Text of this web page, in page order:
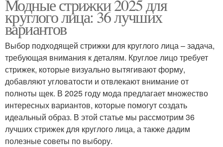
Модные стрижки 2025 для
круглого лица: 36 лучших
вариантов
Выбор подходящей стрижки для круглого лица – задача,
требующая внимания к деталям. Круглое лицо требует
стрижек, которые визуально вытягивают форму,
добавляют угловатости и отвлекают внимание от
полноты щек. В 2025 году мода предлагает множество
интересных вариантов, которые помогут создать
идеальный образ. В этой статье мы рассмотрим 36
лучших стрижек для круглого лица, а также дадим
полезные советы по выбору.